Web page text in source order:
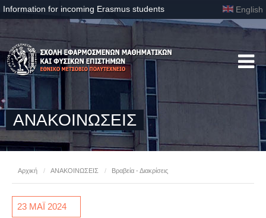
Information for incoming Erasmus students English
ΑΝΑΚΟΙΝΩΣΕΙΣ
Αρχική / ΑΝΑΚΟΙΝΩΣΕΙΣ / Βραβεία - Διακρίσεις
23 ΜΑΪ 2024